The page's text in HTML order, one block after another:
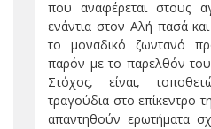
που αναφέρεται στους
ενάντια στον Αλή πασά
το μοναδικό ζωντανό
παρόν με το παρελθόν
Στόχος, είναι,
τραγούδια στο επίκεντρο
απαντηθούν ερωτήματα